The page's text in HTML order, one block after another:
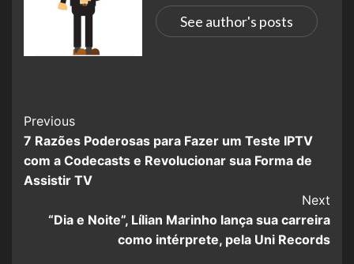
See author's posts
Previous
7 Razões Poderosas para Fazer um Teste IPTV
com a Codecasts e Revolucionar sua Forma de
Assistir TV
Next
“Dia e Noite”, Lílian Marinho lança sua carreira
como intérprete, pela Uni Records